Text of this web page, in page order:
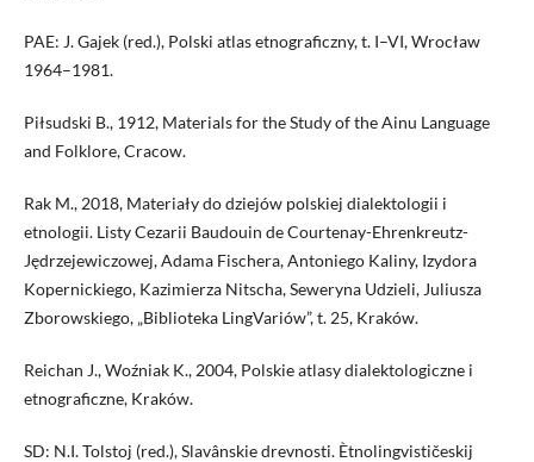
PAE: J. Gajek (red.), Polski atlas etnograficzny, t. I–VI, Wrocław
1964–1981.
Piłsudski B., 1912, Materials for the Study of the Ainu Language
and Folklore, Cracow.
Rak M., 2018, Materiały do dziejów polskiej dialektologii i
etnologii. Listy Cezarii Baudouin de Courtenay-Ehrenkreutz-
Jędrzejewiczowej, Adama Fischera, Antoniego Kaliny, Izydora
Kopernickiego, Kazimierza Nitscha, Seweryna Udzieli, Juliusza
Zborowskiego, „Biblioteka LingVariów”, t. 25, Kraków.
Reichan J., Woźniak K., 2004, Polskie atlasy dialektologiczne i
etnograficzne, Kraków.
SD: N.I. Tolstoj (red.), Slavânskie drevnosti. Ètnolingvističeskij